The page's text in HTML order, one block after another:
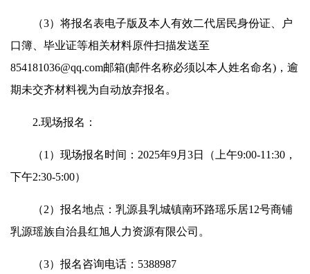
（3）将报名表电子版及本人有效二代居民身份证、户
口簿、毕业证等相关材料原件扫描发送至
854181036@qq.com邮箱(邮件名称必须以本人姓名命名)，逾
期未交齐材料视为自动放弃报名。
2.现场报名：
（1）现场报名时间：2025年9月3日（上午9:00-11:30，
下午2:30-5:00）
（2）报名地点：乳源县乳城镇南环路瑶乐居12号商铺
乳源瑶族自治县红旭人力资源有限公司。
（3）报名咨询电话：5388987